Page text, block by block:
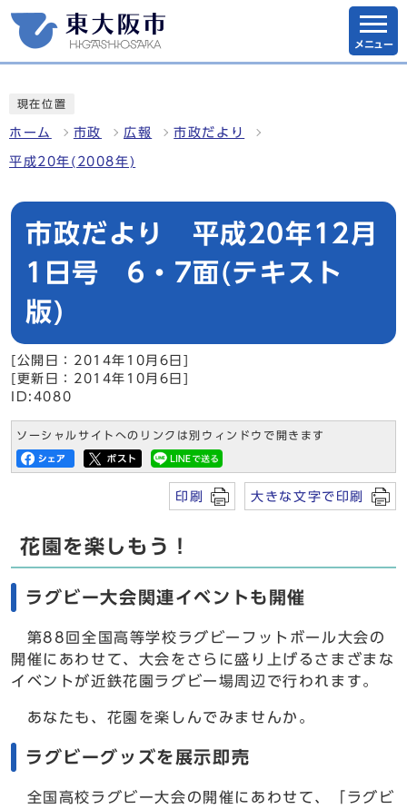
メニュー
現在位置
ホーム 市政 広報 市政だより
平成20年(2008年)
市政だより 平成20年12月
1日号 6・7面(テキスト
版)
[公開日：2014年10月6日]
[更新日：2014年10月6日]
ID:4080
ソーシャルサイトへのリンクは別ウィンドウで開きます
印刷 大きな文字で印刷
花園を楽しもう！
ラグビー大会関連イベントも開催
第88回全国高等学校ラグビーフットボール大会の
開催にあわせて、大会をさらに盛り上げるさまざまな
イベントが近鉄花園ラグビー場周辺で行われます。
あなたも、花園を楽しんでみませんか。
ラグビーグッズを展示即売
全国高校ラグビー大会の開催にあわせて、「ラグビ